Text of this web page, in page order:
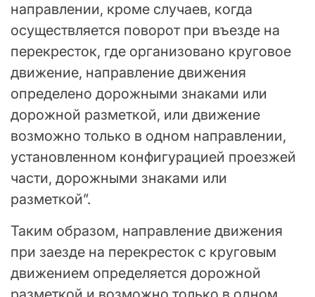
направлении, кроме случаев, когда
осуществляется поворот при въезде на
перекресток, где организовано круговое
движение, направление движения
определено дорожными знаками или
дорожной разметкой, или движение
возможно только в одном направлении,
установленном конфигурацией проезжей
части, дорожными знаками или
разметкой”.
Таким образом, направление движения
при заезде на перекресток с круговым
движением определяется дорожной